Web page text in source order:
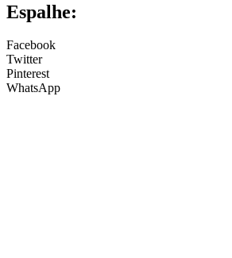
Espalhe:
Facebook
Twitter
Pinterest
WhatsApp